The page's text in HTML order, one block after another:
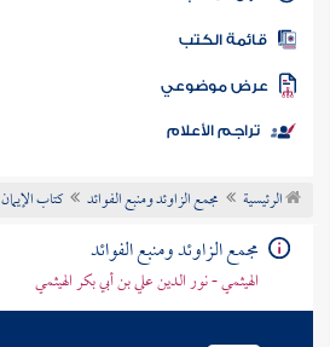
المكتبة
الكتب
موضوعي
تراجم الأعلام
الرئيسية مجمع الزاوئد ومنبع الفوائد كتاب الإيمان
مجمع الزاوئد ومنبع الفوائد
الهيثمي - نور الدين علي بن أبي بكر الهيثمي